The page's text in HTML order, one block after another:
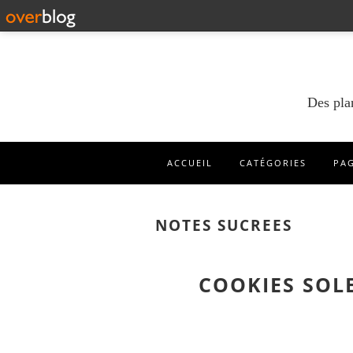
Des
ACCUEIL CATÉGORIES
NOTES SUCREES
COOKIES